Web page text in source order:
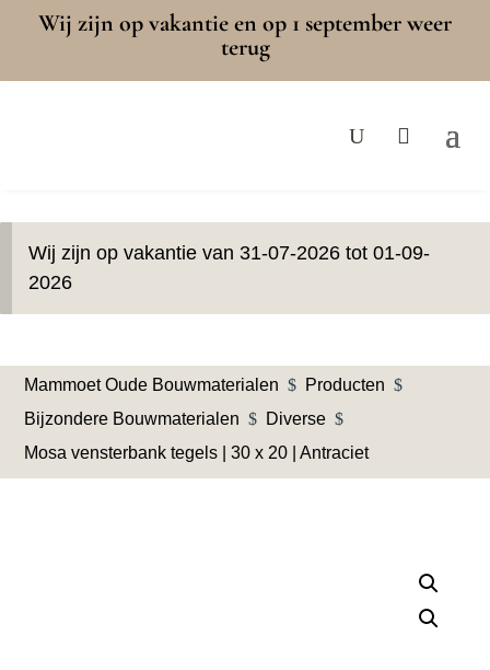
Wij zijn op vakantie en op 1 september weer
terug
Wij zijn op vakantie van 31-07-2026 tot 01-09-
2026
Mammoet Oude Bouwmaterialen $ Producten $
Bijzondere Bouwmaterialen $ Diverse $
Mosa vensterbank tegels | 30 x 20 | Antraciet